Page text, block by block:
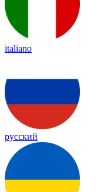
italiano
русский